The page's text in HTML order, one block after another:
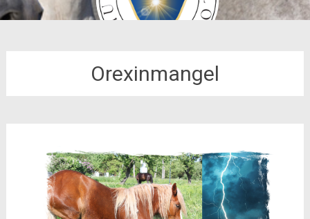
Orexinmangel